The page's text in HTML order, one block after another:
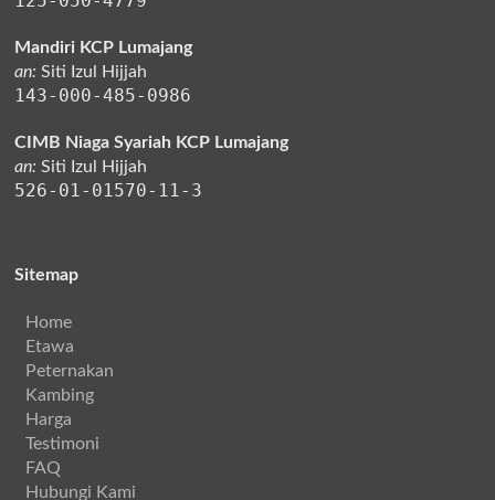
Mandiri KCP Lumajang
an: Siti Izul Hijjah
143-000-485-0986
CIMB Niaga Syariah KCP Lumajang
an: Siti Izul Hijjah
526-01-01570-11-3
Sitemap
Home
Etawa
Peternakan
Kambing
Harga
Testimoni
FAQ
Hubungi Kami